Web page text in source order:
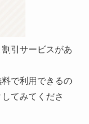
引サービスがあ
で利用できるの
てみてくださ